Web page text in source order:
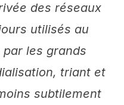
des réseaux
utilisés au
les grands
triant et
subtilement